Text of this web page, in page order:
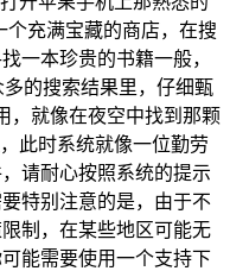
个充满宝藏的商店，在搜
一本珍贵的书籍一般，
多的搜索结果里，仔细甄
，就像在夜空中找到那颗
此时系统就像一位勤劳
请耐心按照系统的提示
特别注意的是，由于不
制，在某些地区可能无
能需要使用一个支持下